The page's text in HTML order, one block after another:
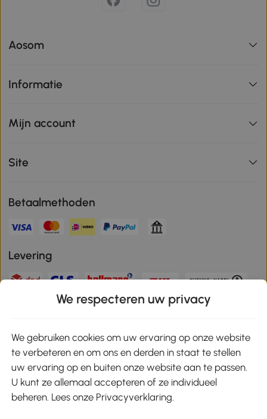
Aosom
Informatie
Mijn account
Site
Betaalmethoden
Levering
Veilige betaling
Download de app en ontvang 10% korting!
Google Play
We respecteren uw privacy
We gebruiken cookies om uw ervaring op onze website
te verbeteren en om ons en derden in staat te stellen
uw ervaring op en buiten onze website aan te passen.
U kunt ze allemaal accepteren of ze individueel
beheren. Lees onze Privacyverklaring.